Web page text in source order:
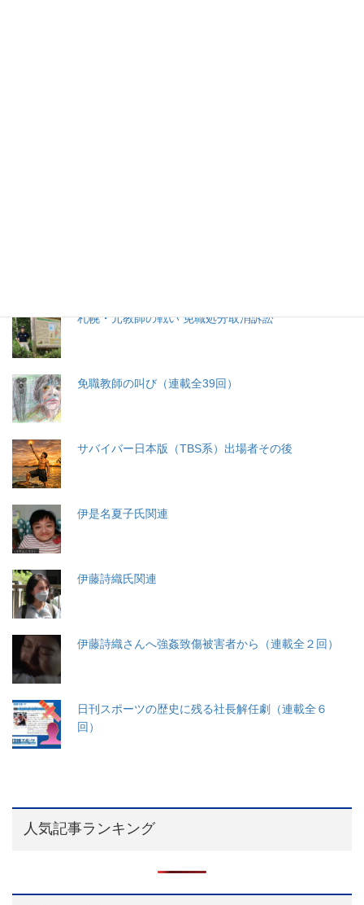
札幌・元教師の戦い 免職処分取消訴訟
免職教師の叫び（連載全39回）
サバイバー日本版（TBS系）出場者その後
伊是名夏子氏関連
伊藤詩織氏関連
伊藤詩織さんへ強姦致傷被害者から（連載全２回）
日刊スポーツの歴史に残る社長解任劇（連載全６
回）
人気記事ランキング